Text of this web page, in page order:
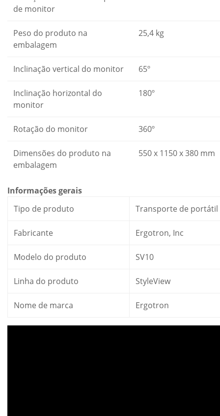
de monitor
Peso do produto na
embalagem
25,4 kg
Inclinação vertical do monitor 65º
Inclinação horizontal do
monitor
180º
Rotação do monitor 360º
Dimensões do produto na
embalagem
550 x 1150 x 380 mm
Informações gerais
Tipo de produto
Transporte de portátil
Fabricante Ergotron, Inc
Modelo do produto SV10
Linha do produto StyleView
Nome de marca Ergotron